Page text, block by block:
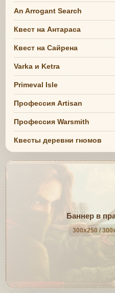
An Arrogant Search
Квест на Антараса
Квест на Сайрена
Varka и Ketra
Primeval Isle
Профессия Artisan
Профессия Warsmith
Квесты деревни гномов
Баннер в
300x250 /